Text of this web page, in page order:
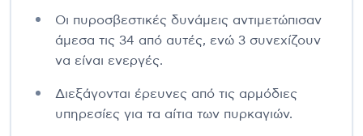
Οι πυροσβεστικές δυνάμεις αντιμετώπισαν
άμεσα τις 34 από αυτές, ενώ 3 συνεχίζουν
να είναι ενεργές.
Διεξάγονται έρευνες από τις αρμόδιες
υπηρεσίες για τα αίτια των πυρκαγιών.